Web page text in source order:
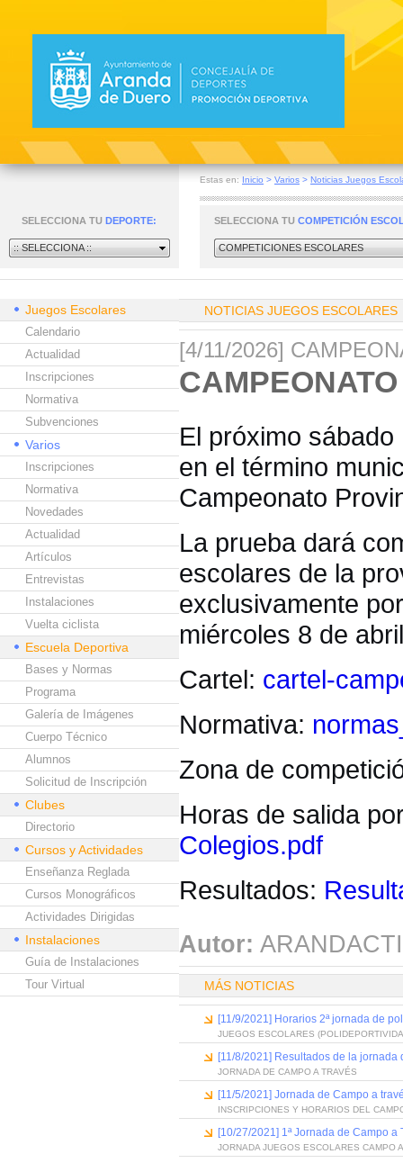
Estas en: Inicio > Varios > Noticias Juegos
SELECCIONA TUDEPORTE:
:: SELECCIONA ::
SELECCIONA TU COMPETICIÓN
COMPETICIONES ESCOLARES
Juegos Escolares
Calendario
Actualidad
Inscripciones
Normativa
Subvenciones
Varios
Inscripciones
Normativa
Novedades
Actualidad
Artículos
Entrevistas
Instalaciones
Vuelta ciclista
Escuela Deportiva
Bases y Normas
Programa
Galería de Imágenes
Cuerpo Técnico
Alumnos
Solicitud de Inscripción
Clubes
Directorio
Cursos y Actividades
Enseñanza Reglada
Cursos Monográficos
Actividades Dirigidas
Instalaciones
Guía de Instalaciones
Tour Virtual
NOTICIAS JUEGOS ESCOLARES
[4/11/2026]
El próximo
en el término
Campeonato
La prueba dará
escolares de la
exclusivamente
miércoles 8 de
Cartel: cartel-
Normativa:
Zona de
Horas de salida
Colegios.pdf
Resultados:
Autor:
MÁS NOTICIAS
[11/9/2021] Horarios 2ª jornada de
JUEGOS ESCOLARES
[11/8/2021] Resultados de la
JORNADA DE CAMPO A TRAVÉS
[11/5/2021] Jornada de Campo a
INSCRIPCIONES Y HORARIOS DEL
[10/27/2021] 1ª Jornada de Campo
JORNADA JUEGOS ESCOLARES CAMPO